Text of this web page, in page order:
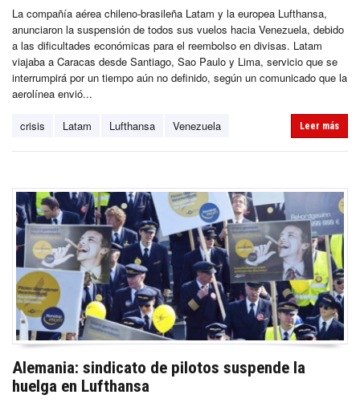
La compañía aérea chileno-brasileña Latam y la europea Lufthansa,
anunciaron la suspensión de todos sus vuelos hacia Venezuela, debido
a las dificultades económicas para el reembolso en divisas. Latam
viajaba a Caracas desde Santiago, Sao Paulo y Lima, servicio que se
interrumpirá por un tiempo aún no definido, según un comunicado que la
aerolínea envió...
crisis Latam Lufthansa Venezuela Leer más
Alemania: sindicato de pilotos suspende la
huelga en Lufthansa